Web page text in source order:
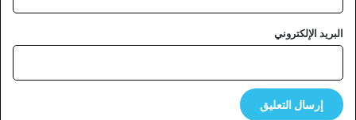
البريد الإلكتروني